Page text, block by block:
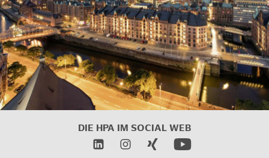
DIE HPA IM SOCIAL WEB